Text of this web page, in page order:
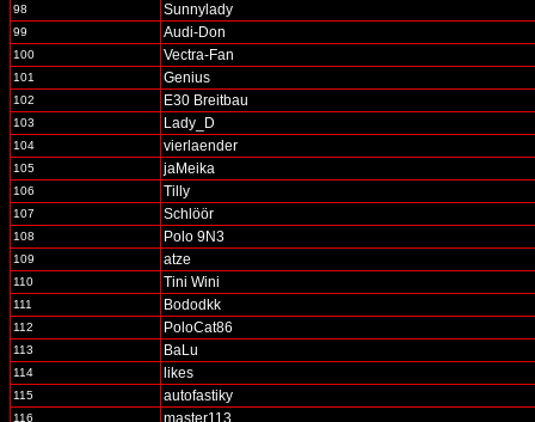
98 Sunnylady
99 Audi-Don
100 Vectra-Fan
101 Genius
102 E30 Breitbau
103 Lady_D
104 vierlaender
105 jaMeika
106 Tilly
107 Schlöör
108 Polo 9N3
109 atze
110 Tini Wini
111 Bododkk
112 PoloCat86
113 BaLu
114 likes
115 autofastiky
116 master113